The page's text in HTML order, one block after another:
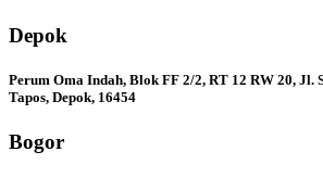
Depok
Perum Oma Indah, Blok FF 2/2, RT 12 RW 20, Jl.
Tapos, Depok, 16454
Bogor